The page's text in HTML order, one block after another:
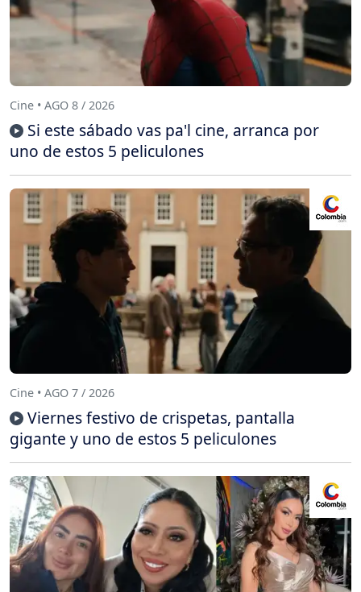
Cine • AGO 8 / 2026
Si este sábado vas pa'l cine, arranca por
uno de estos 5 peliculones
Cine • AGO 7 / 2026
Viernes festivo de crispetas, pantalla
gigante y uno de estos 5 peliculones